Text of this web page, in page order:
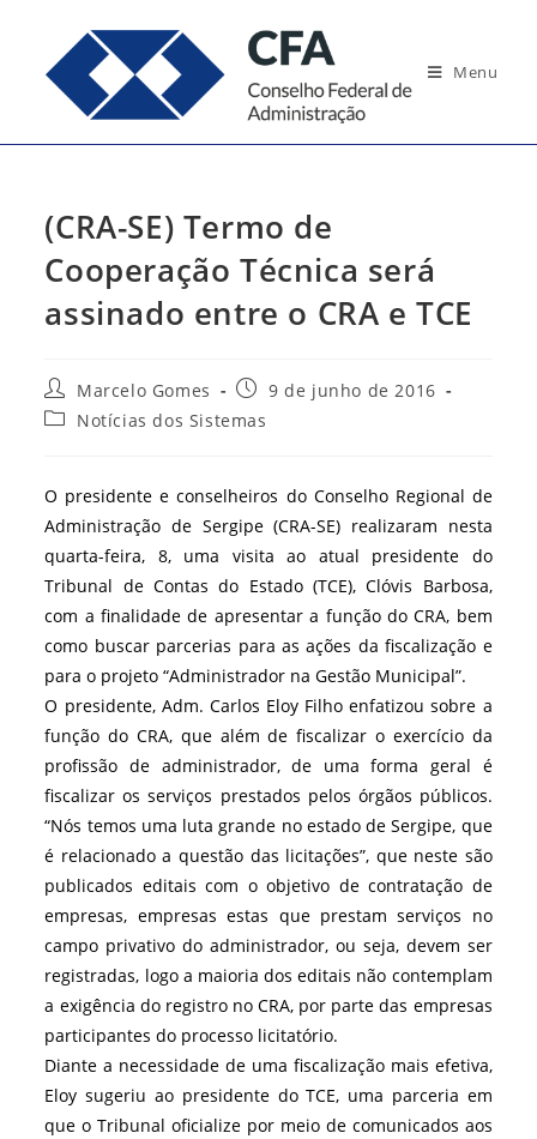
conteúdo
Menu
(CRA-SE) Termo de
Cooperação Técnica será
assinado entre o CRA e TCE
Autor
do
post:
Marcelo Gomes
Post9 de junho de 2016
Categoria
Notícias dos Sistemas
O presidente e conselheiros do Conselho Regional de
Administração de Sergipe (CRA-SE) realizaram nesta
quarta-feira, 8, uma visita ao atual presidente do
Tribunal de Contas do Estado (TCE), Clóvis Barbosa,
com a finalidade de apresentar a função do CRA, bem
como buscar parcerias para as ações da fiscalização e
para o projeto “Administrador na Gestão Municipal”.
O presidente, Adm. Carlos Eloy Filho enfatizou sobre a
função do CRA, que além de fiscalizar o exercício da
profissão de administrador, de uma forma geral é
fiscalizar os serviços prestados pelos órgãos públicos.
“Nós temos uma lutagrande no estado de Sergipe, que
é relacionado a questão das licitações”, que neste são
publicados editais com o objetivo de contratação de
empresas, empresas estas que prestam serviços no
campo privativo do administrador, ou seja, devem ser
registradas, logo a maioria dos editais não contemplam
a exigência do registro no CRA, por parte das empresas
participantes do processo licitatório.
Diante a necessidade de uma fiscalização mais efetiva,
Eloy sugeriu ao presidente do TCE, uma parceria em
que o Tribunal oficialize por meio de comunicados aos